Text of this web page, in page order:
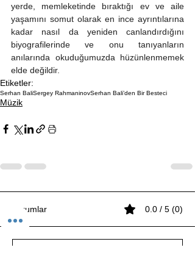
yerde, memleketinde bıraktığı ev ve aile
yaşamını somut olarak en ince ayrıntılarına
kadar nasıl da yeniden canlandırdığını
biyografilerinde ve onu tanıyanların
anılarında okuduğumuzda hüzünlenmemek
elde değildir.
Etiketler:
Serhan BaliSergey RahmaninovSerhan Bali’den Bir Besteci
Müzik
Yorumlar 0.0 / 5 (0)